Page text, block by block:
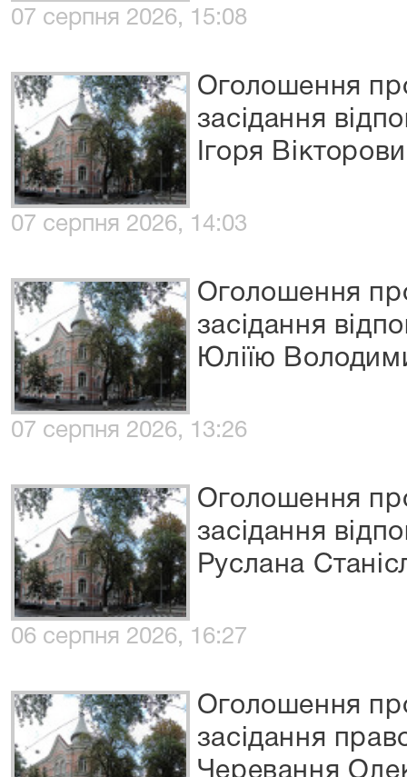
07 серпня 2026, 15:08
Оголошення
засідання
Ігоря
07 серпня 2026, 14:03
Оголошення
засідання
Юліїю
07 серпня 2026, 13:26
Оголошення
засідання
Руслана
06 серпня 2026, 16:27
Оголошення
засідання
Черевання